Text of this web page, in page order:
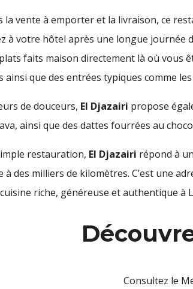
la vente à emporter et la livraison, ce
à votre hôtel après une longue journée
faits maison directement là où vous
ainsi que des entrées typiques comme
de douceurs, El Djazairi propose
ainsi que des dattes fourrées au
restauration, El Djazairi répond à
à des milliers de kilomètres. C’est une
riche, généreuse et authentique à
Consultez le